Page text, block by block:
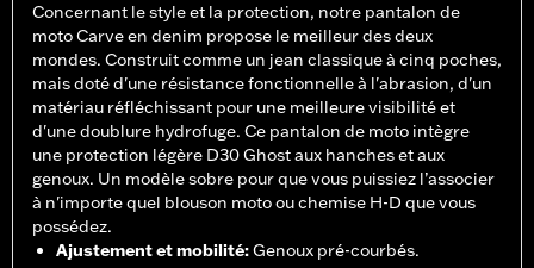
Concernant le style et la protection, notre pantalon de
moto Carve en denim propose le meilleur des deux
mondes. Construit comme un jean classique à cinq poches,
mais doté d'une résistance fonctionnelle à l'abrasion, d'un
matériau réfléchissant pour une meilleure visibilité et
d'une doublure hydrofuge. Ce pantalon de moto intègre
une protection légère D30 Ghost aux hanches et aux
genoux. Un modèle sobre pour que vous puissiez l’associer
à n'importe quel blouson moto ou chemise H-D que vous
possédez.
Ajustement et mobilité:Genoux pré-courbés.